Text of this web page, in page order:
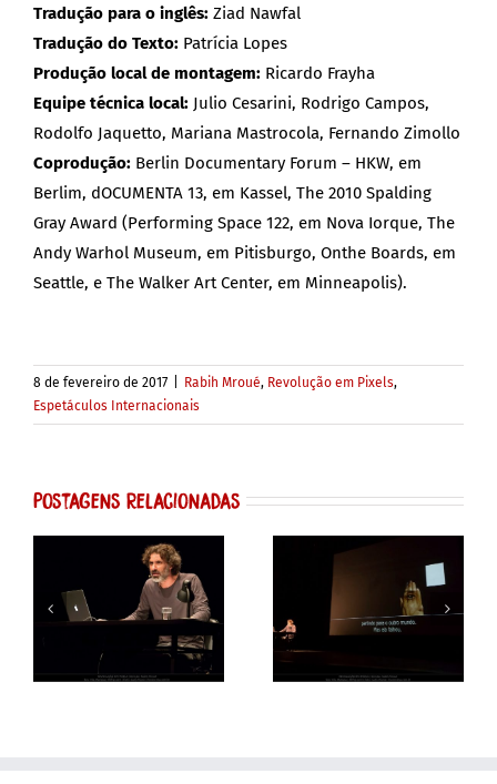
Tradução para o inglês: Ziad Nawfal
Tradução do Texto: Patrícia Lopes
Produção local de montagem: Ricardo Frayha
Equipe técnica local: Julio Cesarini, Rodrigo Campos,
Rodolfo Jaquetto, Mariana Mastrocola, Fernando Zimollo
Coprodução: Berlin Documentary Forum – HKW, em
Berlim, dOCUMENTA 13, em Kassel, The 2010 Spalding
Gray Award (Performing Space 122, em Nova Iorque, The
Andy Warhol Museum, em Pitisburgo, Onthe Boards, em
Seattle, e The Walker Art Center, em Minneapolis).
8 de fevereiro de 2017 Rabih Mroué, Revolução em Pixels,
Espetáculos Internacionais
Postagens Relacionadas